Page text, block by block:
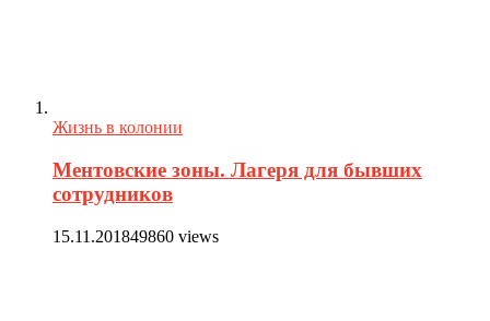
Жизнь в колонии
Ментовские зоны. Лагеря для бывших
сотрудников
15.11.201849860 views